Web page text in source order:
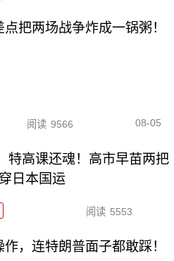
把两场战争炸成一锅粥！
阅读 9566 08-05
特高课还魂！高市早苗两把
日本国运
阅读 5553
，连特朗普面子都敢踩！